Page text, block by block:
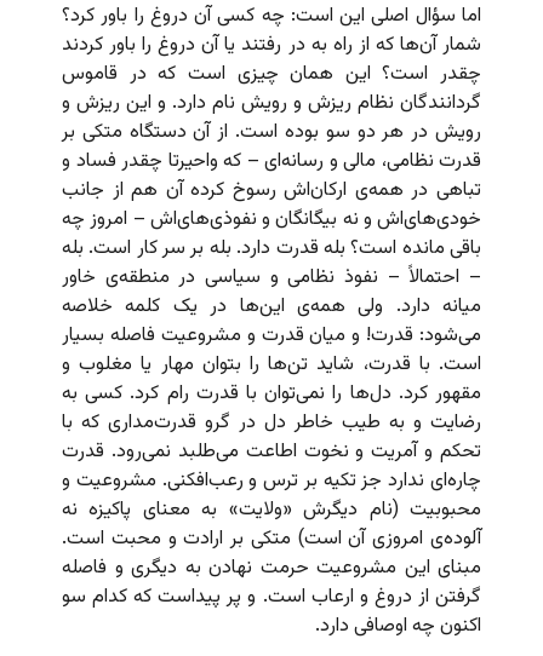
اما سؤال اصلی این است: چه کسی آن دروغ را باور کرد؟
شمار آن‌ها که از راه به در رفتند یا آن دروغ را باور کردند
چقدر است؟ این همان چیزی است که در قاموس
گردانندگان نظام ریزش و رویش نام دارد. و این ریزش و
رویش در هر دو سو بوده است. از آن دستگاه متکی بر
قدرت نظامی، مالی و رسانه‌ای – که واحیرتا چقدر فساد و
تباهی در همه‌ی ارکان‌اش رسوخ کرده آن هم از جانب
خودی‌های‌اش و نه بیگانگان و نفوذی‌های‌اش – امروز چه
باقی مانده است؟ بله قدرت دارد. بله بر سر کار است. بله
– احتمالاً – نفوذ نظامی و سیاسی در منطقه‌ی خاور
میانه دارد. ولی همه‌ی این‌ها در یک کلمه خلاصه
می‌شود: قدرت! و میان قدرت و مشروعیت فاصله بسیار
است. با قدرت، شاید تن‌ها را بتوان مهار یا مغلوب و
مقهور کرد. دل‌ها را نمی‌توان با قدرت رام کرد. کسی به
رضایت و به طیب خاطر دل در گرو قدرت‌مداری که با
تحکم و آمریت و نخوت اطاعت می‌طلبد نمی‌رود. قدرت
چاره‌ای ندارد جز تکیه بر ترس و رعب‌افکنی. مشروعیت و
محبوبیت (نام دیگرش «ولایت» به معنای پاکیزه نه
آلوده‌ی امروزی آن است) متکی بر ارادت و محبت است.
مبنای این مشروعیت حرمت نهادن به دیگری و فاصله
گرفتن از دروغ و ارعاب است. و پر پیداست که کدام سو
اکنون چه اوصافی دارد.